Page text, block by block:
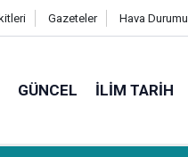
Gazeteler Hava Durumu
GÜNCEL İLIM TARIH